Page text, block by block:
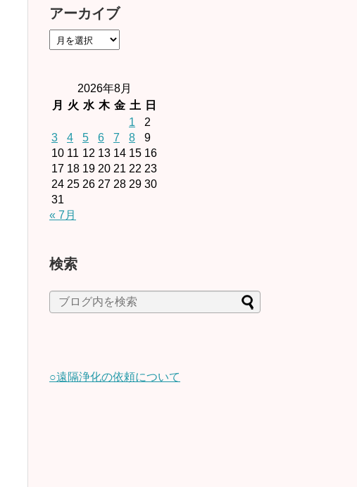
アーカイブ
2026年8月
月
火 水 木 金 土
日
1
2
3
4 5 6 7 8
9
10 11 12 13 14 15 16
17 18 19 20 21 22 23
24 25 26 27 28 29 30
31
« 7月
検索
○遠隔浄化の依頼について